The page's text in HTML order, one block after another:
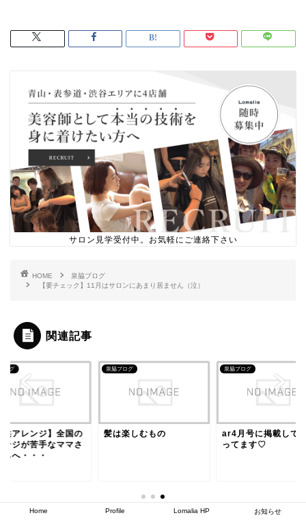
サロン見学受付中。お気軽にご連絡下さい
HOME
泉脇ブログ
【要チェック】11月はサロンにあまり居ません（泣）
関連記事
ログ
楽しむもの
泉脇ブログ
ar4月号に掲載してもら
泉脇ブログ
【子供アレンジ】全
アレンジが苦手なマ
Home Profile Lomalia HP お知らせ